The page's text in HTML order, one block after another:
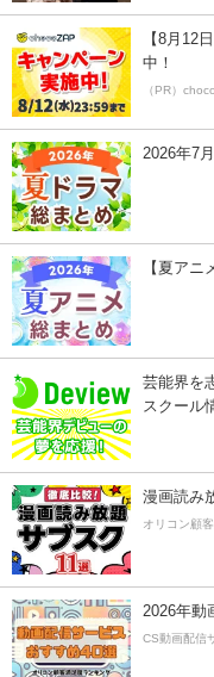
【8月12
中！
（PR）
2026年7
【夏ア
芸能界を
スクール
漫画読み
オリコン顧
2026年動
CS動画配信